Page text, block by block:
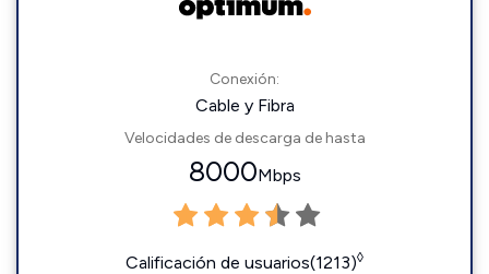
Conexión:
Cable y Fibra
Velocidades de descarga de hasta
8000Mbps
Calificación de usuarios(1213)◊